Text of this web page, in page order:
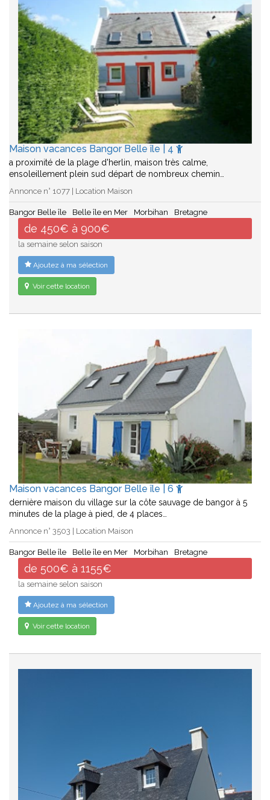
Maison vacances Bangor Belle île | 4
a proximité de la plage d'herlin, maison très calme,
ensoleillement plein sud départ de nombreux chemin…
Annonce n° 1077 | Location Maison
Bangor Belle île Belle île en Mer Morbihan Bretagne
de 450€ à 900€
la semaine selon saison
Ajoutez à ma sélection
Voir cette location
Maison vacances Bangor Belle île | 6
dernière maison du village sur la côte sauvage de bangor à 5
minutes de la plage à pied, de 4 places…
Annonce n° 3503 | Location Maison
Bangor Belle île Belle île en Mer Morbihan Bretagne
de 500€ à 1155€
la semaine selon saison
Ajoutez à ma sélection
Voir cette location